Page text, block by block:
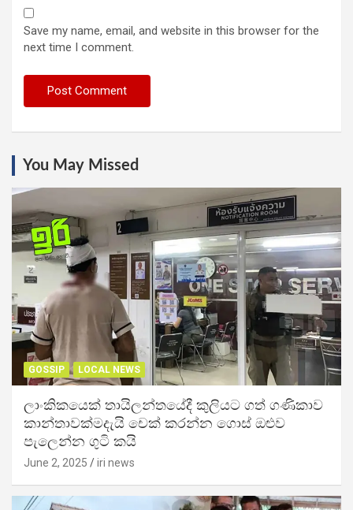
Save my name, email, and website in this browser for the
next time I comment.
You May Missed
GOSSIP LOCAL NEWS
ලාංකිකයෙක් තායිලන්තයේදී කුලියට ගත් ගණිකාව
කාන්තාවක්මදැයි චෙක් කරන්න ගොස් ඔළුව
පැලෙන්න ගුටි කයි
June 2, 2025 iri news